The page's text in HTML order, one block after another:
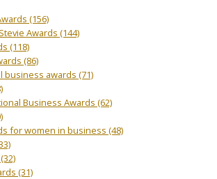
(156)
Awards (144)
(118)
(86)
business awards (71)
Business Awards (62)
for women in business (48)
(32)
(31)